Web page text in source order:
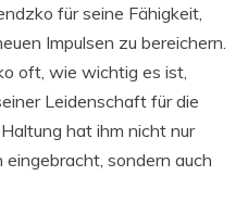
für seine Fähigkeit,
Impulsen zu bereichern.
oft, wie wichtig es ist,
Leidenschaft für die
hat ihm nicht nur
sondern auch